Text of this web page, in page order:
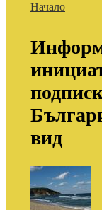
Начало
вид